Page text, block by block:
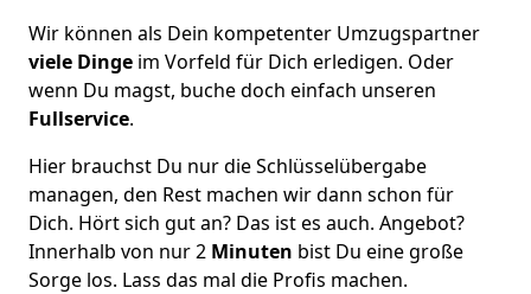
Wir können als Dein kompetenter Umzugspartner
viele Dinge im Vorfeld für Dich erledigen. Oder
wenn Du magst, buche doch einfach unseren
Fullservice.
Hier brauchst Du nur die Schlüsselübergabe
managen, den Rest machen wir dann schon für
Dich. Hört sich gut an? Das ist es auch. Angebot?
Innerhalb von nur 2 Minuten bist Du eine große
Sorge los. Lass das mal die Profis machen.